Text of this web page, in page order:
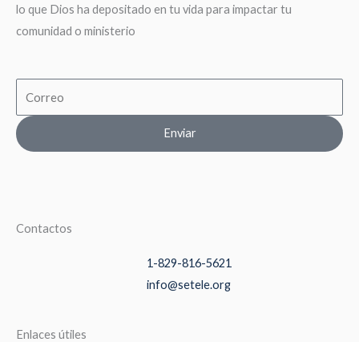
lo que Dios ha depositado en tu vida para impactar tu
comunidad o ministerio
Enviar
Contactos
1-829-816-5621
info@setele.org
Enlaces útiles